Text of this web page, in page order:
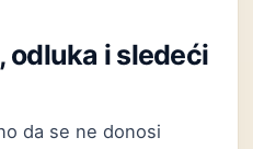
odluka i sledeći
da se ne donosi